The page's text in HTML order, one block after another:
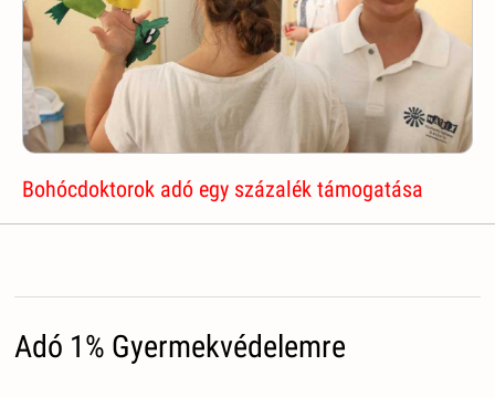
Bohócdoktorok adó egy százalék támogatása
Adó 1% Gyermekvédelemre